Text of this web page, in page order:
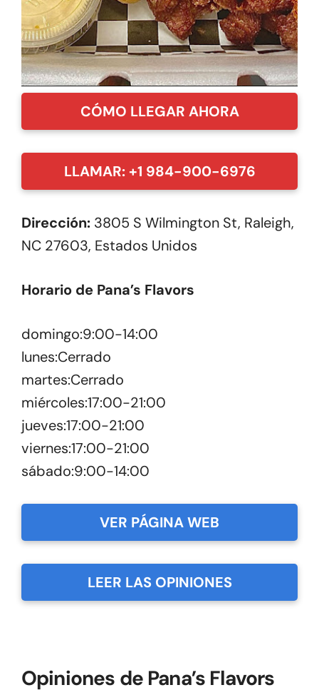
CÓMO LLEGAR AHORA
LLAMAR: +1 984-900-6976
Dirección: 3805 S Wilmington St, Raleigh,
NC 27603, Estados Unidos
Horario de Pana’s Flavors
domingo:9:00-14:00
lunes:Cerrado
martes:Cerrado
miércoles:17:00-21:00
jueves:17:00-21:00
viernes:17:00-21:00
sábado:9:00-14:00
VER PÁGINA WEB
LEER LAS OPINIONES
Opiniones de Pana’s Flavors